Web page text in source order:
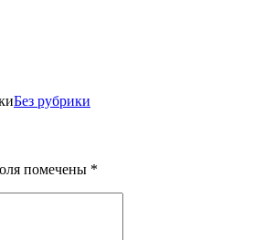
Без рубрики
помечены *